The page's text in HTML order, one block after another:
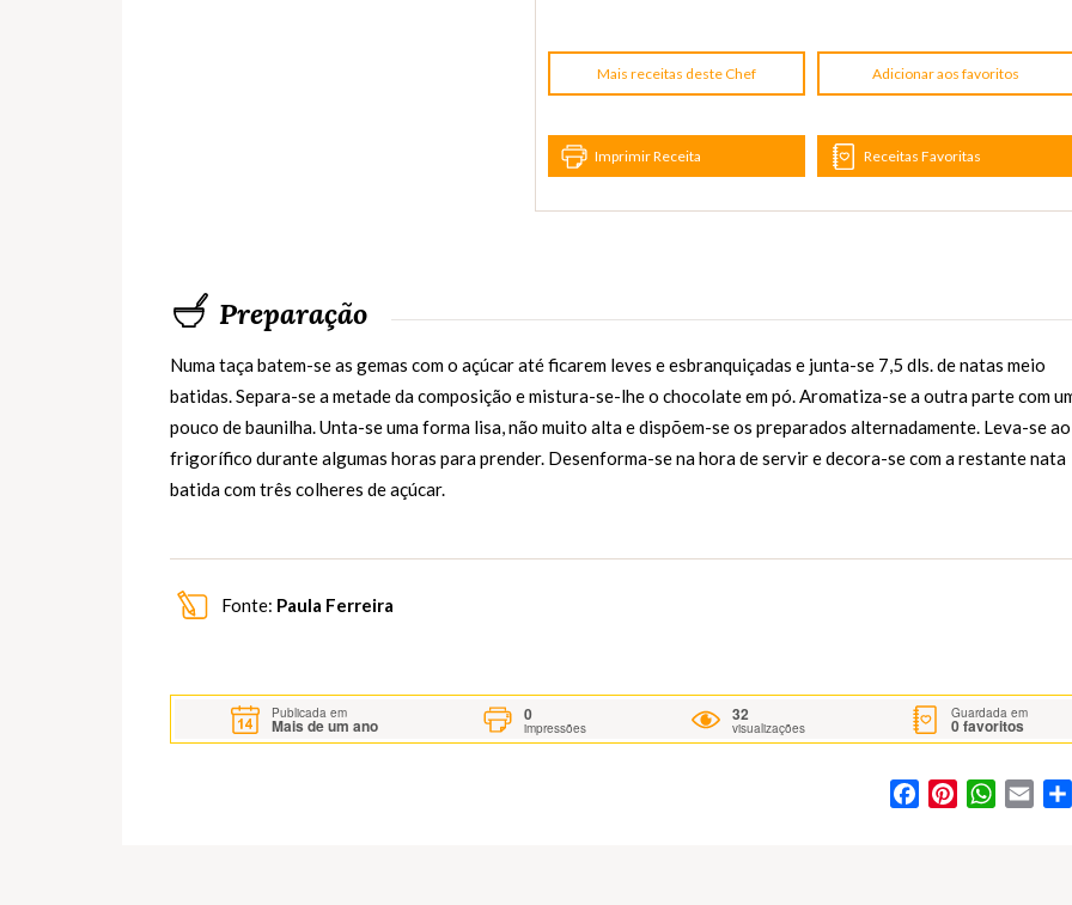
Mais receitas deste Chef Adicionar aos favoritos
Imprimir Receita Receitas Favoritas
Preparação
Numa taça batem-se as gemas com o açúcar até ficarem leves e esbranquiçadas e junta-se 7,5 dls. de natas meio
batidas. Separa-se a metade da composição e mistura-se-lhe o chocolate em pó. Aromatiza-se a outra parte com
pouco de baunilha. Unta-se uma forma lisa, não muito alta e dispõem-se os preparados alternadamente. Leva-se ao
frigorífico durante algumas horas para prender. Desenforma-se na hora de servir e decora-se com a restante nata
batida com três colheres de açúcar.
Fonte: Paula Ferreira
Publicada em
Mais de um ano
0
impressões
32
visualizações
Guardada em
0favoritos
FacebookPinterestWhatsApp
Email